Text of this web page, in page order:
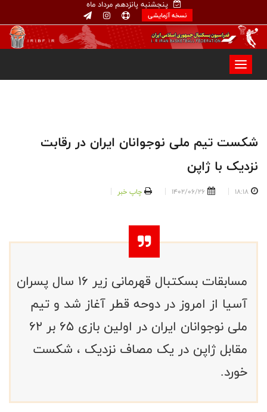
پنجشنبه پانزدهم مرداد ماه
نسخه آزمایشی
شکست تیم ملی نوجوانان ایران در رقابت
نزدیک با ژاپن
18:18
1402/06/26 چاپ خبر
مسابقات بسکتبال قهرمانی زیر ۱۶ سال پسران
آسیا از امروز در دوحه قطر آغاز شد و تیم
ملی نوجوانان ایران در اولین بازی ۶۵ بر ۶۲
مقابل ژاپن در یک مصاف نزدیک ، شکست
خورد.